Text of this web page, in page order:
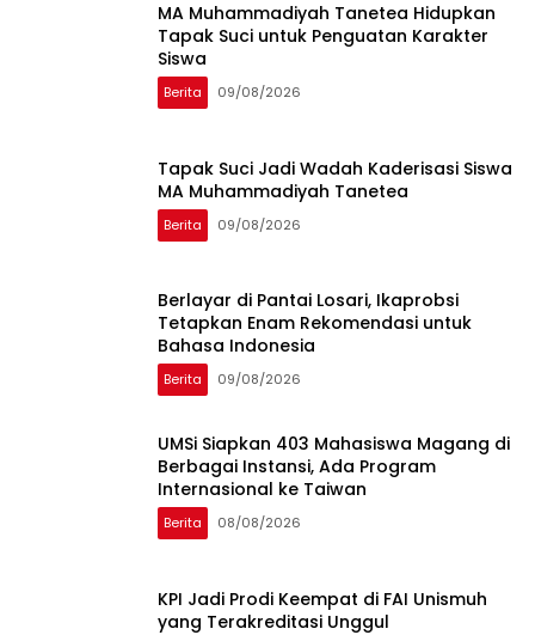
MA Muhammadiyah Tanetea Hidupkan
Tapak Suci untuk Penguatan Karakter
Siswa
Berita 09/08/2026
Tapak Suci Jadi Wadah Kaderisasi Siswa
MA Muhammadiyah Tanetea
Berita 09/08/2026
Berlayar di Pantai Losari, Ikaprobsi
Tetapkan Enam Rekomendasi untuk
Bahasa Indonesia
Berita 09/08/2026
UMSi Siapkan 403 Mahasiswa Magang di
Berbagai Instansi, Ada Program
Internasional ke Taiwan
Berita 08/08/2026
KPI Jadi Prodi Keempat di FAI Unismuh
yang Terakreditasi Unggul